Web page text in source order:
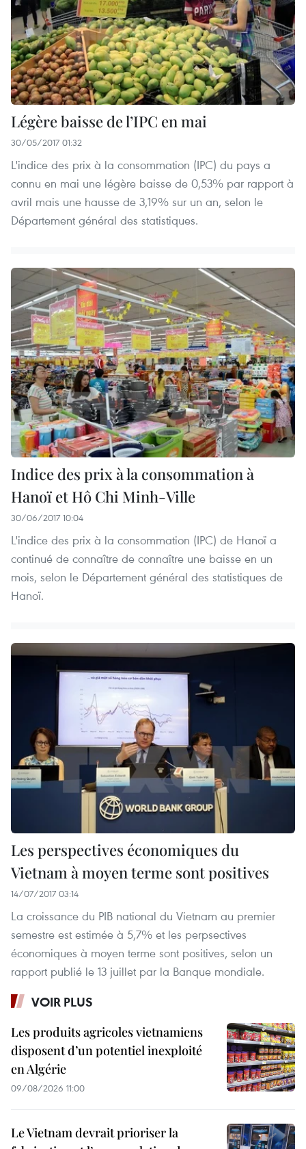
Légère baisse de l’IPC en mai
30/05/2017 01:32
L'indice des prix à la consommation (IPC) ​du pays a
connu en mai une légère baisse​ de 0,53% par rapport à
avril mais une hausse de 3,19% sur un an, selon le
Département général des statistiques.
Indice des prix à la consommation à
Hanoï et Hô Chi Minh-Ville
30/06/2017 10:04
L'indice des prix à la consommation (IPC) ​de Hanoï a
continué de connaître de connaître une baisse en un
mois, selon le Département général des statistiques de
Hanoï.
Les perspectives économiques du
Vietnam à moyen terme sont positives
14/07/2017 03:14
La croissance du PIB national du Vietnam au premier
semestre est estimée à 5,7% et les perpsectives
économiques à moyen terme sont positives, selon un
rapport publié le 13 juillet par la Banque mondiale.
VOIR PLUS
Les produits agricoles vietnamiens
disposent d’un potentiel inexploité
en Algérie
09/08/2026 11:00
Le Vietnam devrait prioriser la